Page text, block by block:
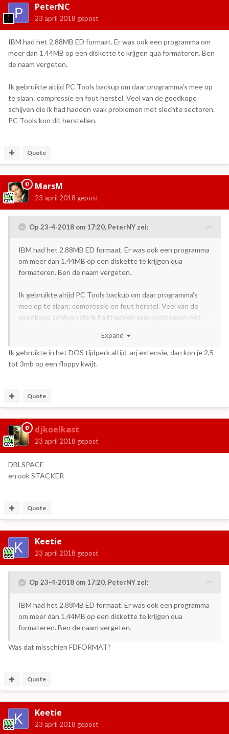
PeterNC
23 april 2018 gepost
IBM had het 2.88MB ED formaat. Er was ook een programma om
meer dan 1.44MB op een diskette te krijgen qua formateren. Ben
de naam vergeten.
Ik gebruikte altijd PC Tools backup om daar programma's mee op
te slaan: compressie en fout herstel. Veel van de goedkope
schijven die ik had hadden vaak problemen met slechte sectoren.
PC Tools kon dit herstellen.
Quote
MarsM
23 april 2018 gepost
Op 23-4-2018 om 17:20, PeterNY zei:
IBM had het 2.88MB ED formaat. Er was ook een programma
om meer dan 1.44MB op een diskette te krijgen qua
formateren. Ben de naam vergeten.
Ik gebruikte altijd PC Tools backup om daar programma's
mee op te slaan: compressie en fout herstel. Veel van de
goedkope schijven die ik had hadden vaak problemen met
Expand
Ik gebruikte in het DOS tijdperk altijd .arj extensie, dan kon je 2,5
tot 3mb op een floppy kwijt.
Quote
djkoelkast
23 april 2018 gepost
DBLSPACE
en ook STACKER
Quote
Keetie
23 april 2018 gepost
Op 23-4-2018 om 17:20, PeterNY zei:
IBM had het 2.88MB ED formaat. Er was ook een programma
om meer dan 1.44MB op een diskette te krijgen qua
formateren. Ben de naam vergeten.
Was dat misschien FDFORMAT?
Quote
Keetie
23 april 2018 gepost